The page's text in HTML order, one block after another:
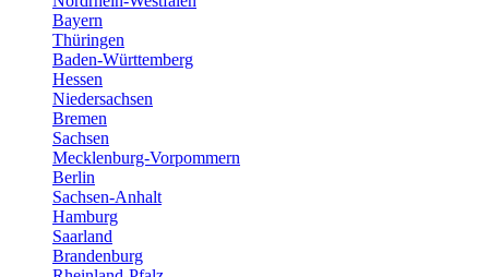
Bayern
Thüringen
Baden-Württemberg
Hessen
Niedersachsen
Bremen
Sachsen
Mecklenburg-Vorpommern
Berlin
Sachsen-Anhalt
Hamburg
Saarland
Brandenburg